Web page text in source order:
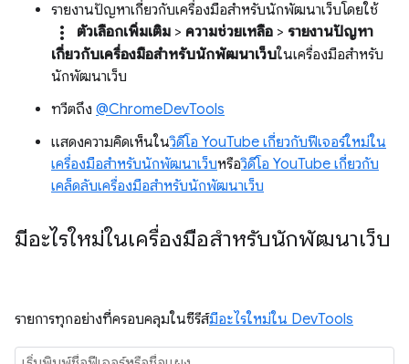
รายงานปัญหาเกี่ยวกับเครื่องมือสำหรับนักพัฒนาเว็บโดยใช้
more_vert ตัวเลือกเพิ่มเติม > ความช่วยเหลือ > รายงานปัญหา
เกี่ยวกับเครื่องมือสำหรับนักพัฒนาเว็บในเครื่องมือสำหรับ
นักพัฒนาเว็บ
ทวีตถึง @ChromeDevTools
แสดงความคิดเห็นในวิดีโอ YouTube เกี่ยวกับฟีเจอร์ใหม่ใน
เครื่องมือสำหรับนักพัฒนาเว็บหรือวิดีโอ YouTube เกี่ยวกับ
เคล็ดลับเครื่องมือสำหรับนักพัฒนาเว็บ
มีอะไรใหม่ในเครื่องมือสำหรับนักพัฒนาเว็บ
รายการทุกอย่างที่ครอบคลุมในซีรีส์มีอะไรใหม่ใน DevTools